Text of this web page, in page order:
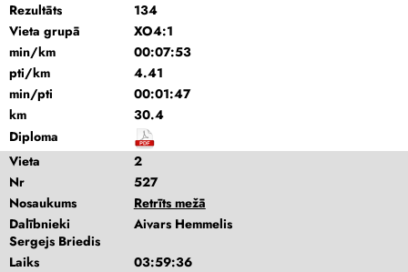
Rezultāts
134
Vieta grupā
XO4:1
min/km
00:07:53
pti/km
4.41
min/pti
00:01:47
km
30.4
Diploma
Vieta
2
Nr
527
Nosaukums
Retrīts mežā
Dalībnieki
Aivars Hemmelis
Sergejs Briedis
Laiks
03:59:36